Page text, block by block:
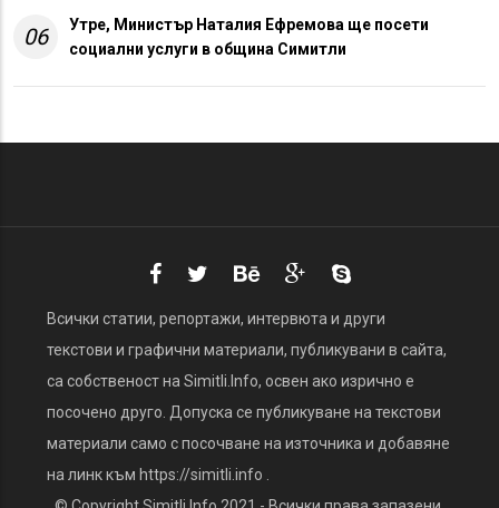
06
Утре, Министър Наталия Ефремова ще посети
социални услуги в община Симитли
Всички статии, репортажи, интервюта и други
текстови и графични материали, публикувани в сайта,
са собственост на Simitli.Info, освен ако изрично е
посочено друго. Допуска се публикуване на текстови
материали само с посочване на източника и добавяне
на линк към https://simitli.info .